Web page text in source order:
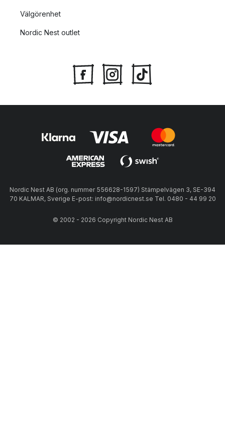
Välgörenhet
Nordic Nest outlet
Nordic Nest AB (org. nummer 556628-1597) Stämpelvägen 3, SE-394
70 KALMAR, Sverige E-post: info@nordicnest.se Tel. 0480 - 44 99 20
© 2002 - 2026 Copyright Nordic Nest AB